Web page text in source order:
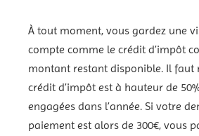
À tout moment, vous gardez une
compte comme le crédit d’impôt
montant restant disponible. Il faut
crédit d’impôt est à hauteur de
engagées dans l’année. Si votre
paiement est alors de 300€, vous